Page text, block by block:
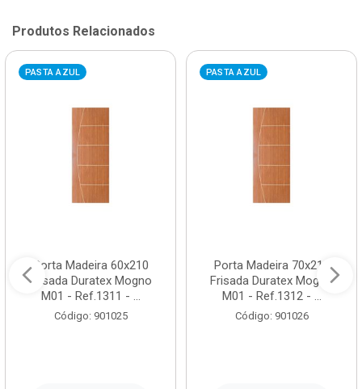
Produtos Relacionados
PASTA AZUL
Porta Madeira 60x210
Frisada Duratex Mogno
M01 - Ref.1311 - ...
Código: 901025
PASTA AZUL
Porta Madeira 70x210
Frisada Duratex Mogno
M01 - Ref.1312 - ...
Código: 901026